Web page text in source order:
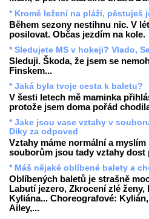
* Kromě ležení na pláži, pěstuješ
Během sezony nestihnu nic. V
posilovat. Občas jezdím na kole.
* Sledujete MS v hokeji? Vlado,
Sleduji. Škoda, že jsem se
Finskem...
* Jaká byla tvoje cesta k baletu?
V šesti letech mě maminka
protože jsem doma pořád
* Jake jsou vase vztahy v
Diky za odpoved
Vztahy máme normální a
souborům jsou tady vztahy dost
* Máš nějaké oblíbené balety a
Oblíbených baletů je strašně
Labutí jezero, Zkrocení zlé
Kyliána... Choreografové:
Ailey,...